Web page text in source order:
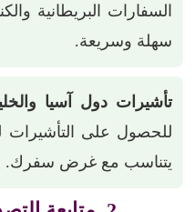
السفارات البريطانية
سهلة وسريعة.
تأشيرات دول آسيا
للحصول على التأشيرات
يتناسب مع غرض سفرك.